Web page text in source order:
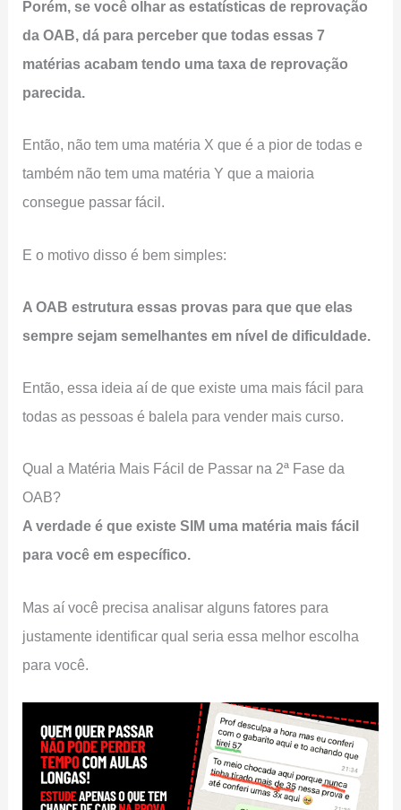
Porém, se você olhar as estatísticas de reprovação
da OAB, dá para perceber que todas essas 7
matérias acabam tendo uma taxa de reprovação
parecida.
Então, não tem uma matéria X que é a pior de todas e
também não tem uma matéria Y que a maioria
consegue passar fácil.
E o motivo disso é bem simples:
A OAB estrutura essas provas para que que elas
sempre sejam semelhantes em nível de dificuldade.
Então, essa ideia aí de que existe uma mais fácil para
todas as pessoas é balela para vender mais curso.
Qual a Matéria Mais Fácil de Passar na 2ª Fase da
OAB?
A verdade é que existe SIM uma matéria mais fácil
para você em específico.
Mas aí você precisa analisar alguns fatores para
justamente identificar qual seria essa melhor escolha
para você.